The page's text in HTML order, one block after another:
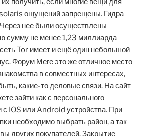
получить, если многие вещи для
solaris ощущений запрещены. Гидра
нее были осуществлены
сумму не менее 1,23 миллиарда
Tor имеет и ещё один небольшой
Форум Меге это же отличное место
в совместных интересах,
какие-то деловые связи. На сайт
зайти как с персонального
с IOS или Android устройства. При
необходимо выбрать район, а так
других покупателей. Закрытие